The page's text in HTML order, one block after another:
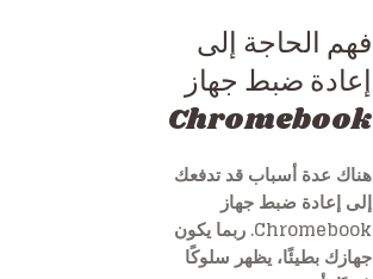
فهم الحاجة إلى
إعادة ضبط جهاز
Chromebook
هناك عدة أسباب قد تدفعك
إلى إعادة ضبط جهاز
Chromebook. ربما يكون
جهازك بطيئًا، يظهر سلوكًا